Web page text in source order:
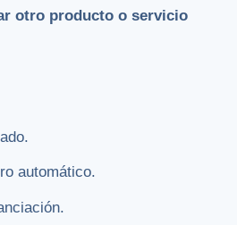
otro producto o servicio
automático.